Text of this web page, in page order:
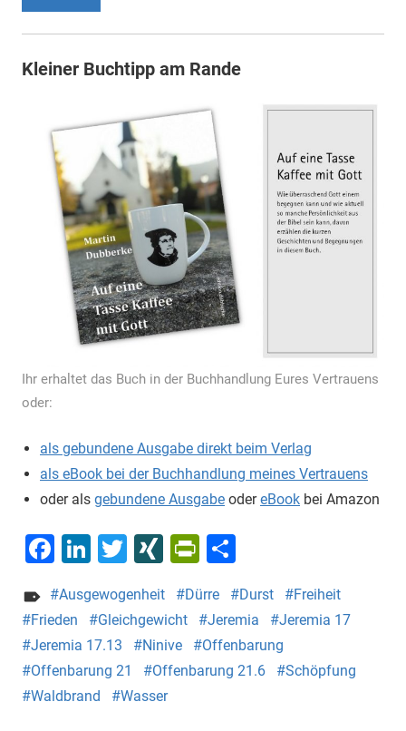
Kleiner Buchtipp am Rande
Ihr erhaltet das Buch in der Buchhandlung Eures Vertrauens
oder:
als gebundene Ausgabe direkt beim Verlag
als eBook bei der Buchhandlung meines Vertrauens
oder als gebundene Ausgabe odereBook bei Amazon
Facebook
LinkedIn
Twitter
XINGPrintFriendly
Ausgewogenheit Dürre Durst
Freiheit
Frieden
Gleichgewicht Jeremia
Jeremia 17
Jeremia 17.13
Ninive
Offenbarung
Offenbarung 21
Offenbarung 21.6
Schöpfung
Waldbrand
Wasser